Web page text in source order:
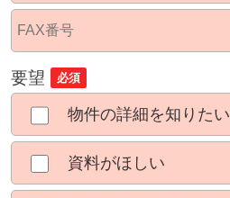
要望 必須
物件の詳細を知りたい
資料がほしい